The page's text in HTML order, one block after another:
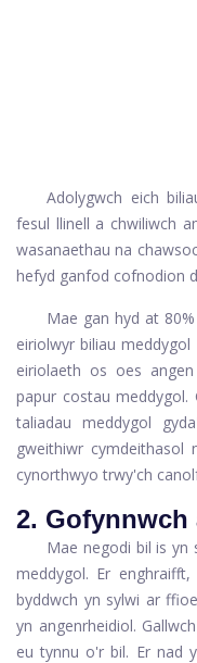
Adolygwch eich
fesul llinell a chwiliwch
wasanaethau na
hefyd ganfod cofnodion
Mae gan hyd at
eiriolwyr biliau meddygol
eiriolaeth os oes
papur costau
taliadau meddygol
gweithiwr
cynorthwyo trwy'ch
2. Gofynnwch
Mae negodi bil is yn
meddygol. Er
byddwch yn sylwi ar
yn angenrheidiol.
eu tynnu o'r bil. Er nad